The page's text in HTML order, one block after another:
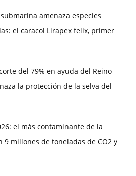
amenaza especies
el caracol Lirapex felix, primer
del 79% en ayuda del Reino
la protección de la selva del
el más contaminante de la
9 millones de toneladas de CO2 y